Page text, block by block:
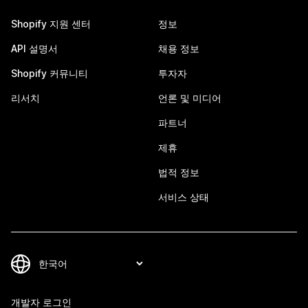
Shopify 지원 센터
API 설명서
Shopify 커뮤니티
리서치
정보
채용 정보
투자자
언론 및 미디어
파트너
제휴
법적 정보
서비스 상태
개발자 로그인